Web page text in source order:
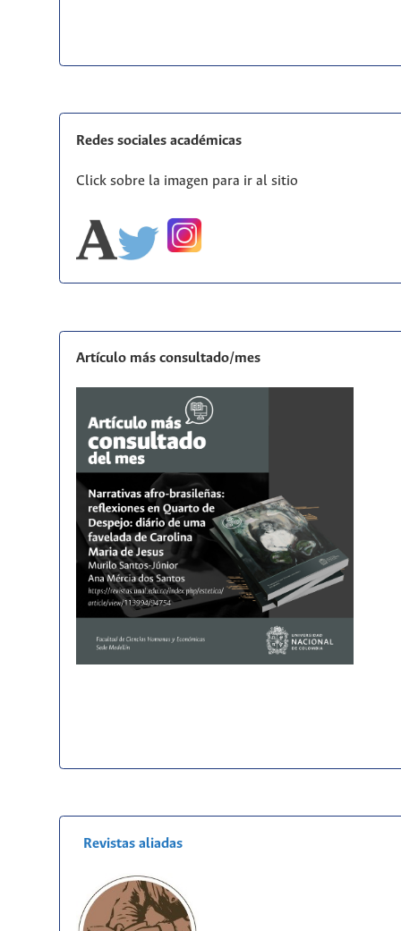
Redes sociales académicas
Click sobre la imagen para ir al sitio
Artículo más consultado/mes
Revistas aliadas